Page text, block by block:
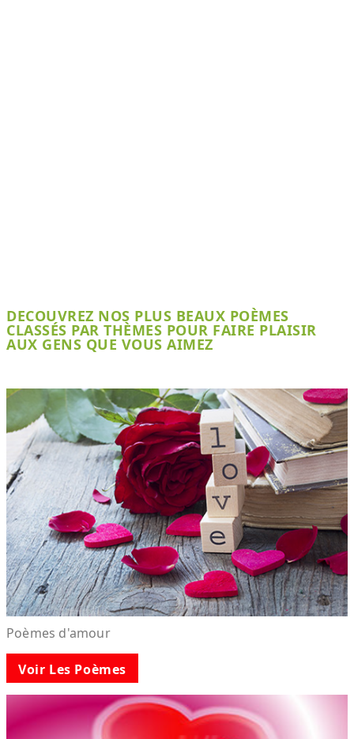
DECOUVREZ NOS PLUS BEAUX POÈMES
CLASSÉS PAR THÈMES POUR FAIRE PLAISIR
AUX GENS QUE VOUS AIMEZ
Poèmes d'amour
Voir Les Poèmes